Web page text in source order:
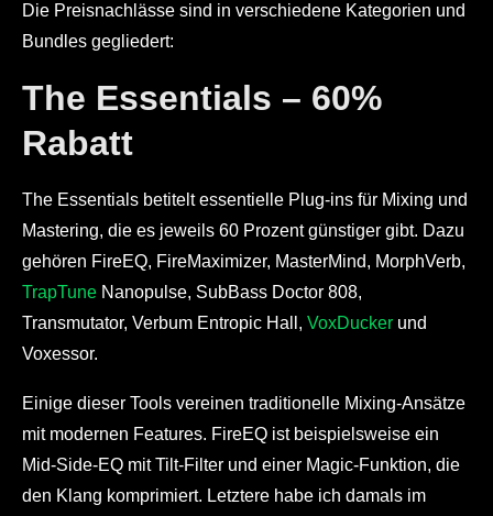
Die Preisnachlässe sind in verschiedene Kategorien und
Bundles gegliedert:
The Essentials – 60%
Rabatt
The Essentials betitelt essentielle Plug-ins für Mixing und
Mastering, die es jeweils 60 Prozent günstiger gibt. Dazu
gehören FireEQ, FireMaximizer, MasterMind, MorphVerb,
TrapTune Nanopulse, SubBass Doctor 808,
Transmutator, Verbum Entropic Hall, VoxDucker und
Voxessor.
Einige dieser Tools vereinen traditionelle Mixing-Ansätze
mit modernen Features. FireEQ ist beispielsweise ein
Mid-Side-EQ mit Tilt-Filter und einer Magic-Funktion, die
den Klang komprimiert. Letztere habe ich damals im